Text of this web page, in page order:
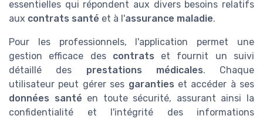
essentielles qui répondent aux divers besoins relatifs
aux contrats santé et à l'assurance maladie.
Pour les professionnels, l'application permet une
gestion efficace des contrats et fournit un suivi
détaillé des prestations médicales. Chaque
utilisateur peut gérer ses garanties et accéder à ses
données santé en toute sécurité, assurant ainsi la
confidentialité et l'intégrité des informations